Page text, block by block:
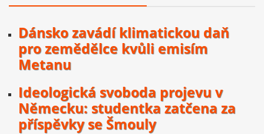
Dánsko zavádí klimatickou daň
pro zemědělce kvůli emisím
Metanu
Ideologická svoboda projevu v
Německu: studentka zatčena za
příspěvky se Šmouly